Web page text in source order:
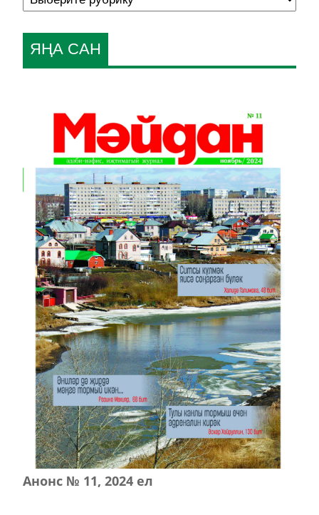
ЯҢА САН
Анонс № 11, 2024 ел